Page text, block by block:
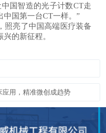
国智造的光子计数CT走
中国第一台CT一样。”
照亮了中国高端医疗装备
的新征程。
用，精准微创成趋势